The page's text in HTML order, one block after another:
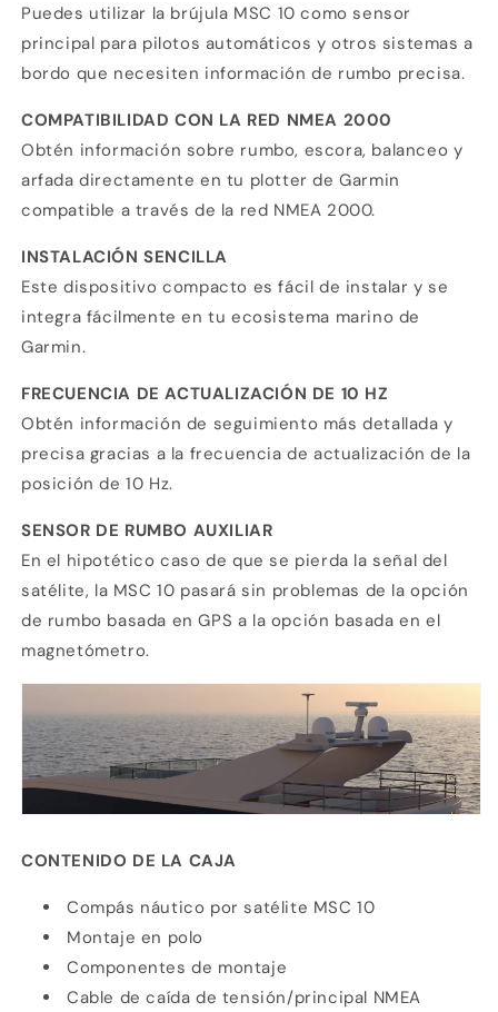
Puedes utilizar la brújula MSC 10 como sensor
principal para pilotos automáticos y otros sistemas a
bordo que necesiten información de rumbo precisa.
COMPATIBILIDAD CON LA RED NMEA 2000
Obtén información sobre rumbo, escora, balanceo y
arfada directamente en tu plotter de Garmin
compatible a través de la red NMEA 2000.
INSTALACIÓN SENCILLA
Este dispositivo compacto es fácil de instalar y se
integra fácilmente en tu ecosistema marino de
Garmin.
FRECUENCIA DE ACTUALIZACIÓN DE 10 HZ
Obtén información de seguimiento más detallada y
precisa gracias a la frecuencia de actualización de la
posición de 10 Hz.
SENSOR DE RUMBO AUXILIAR
En el hipotético caso de que se pierda la señal del
satélite, la MSC 10 pasará sin problemas de la opción
de rumbo basada en GPS a la opción basada en el
magnetómetro.
CONTENIDO DE LA CAJA
Compás náutico por satélite MSC 10
Montaje en polo
Componentes de montaje
Cable de caída de tensión/principal NMEA